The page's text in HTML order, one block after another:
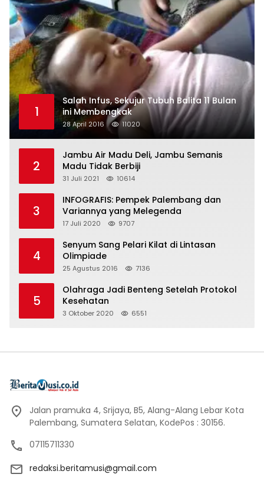
1
Salah Infus, Sekujur Tubuh Balita 11 Bulan
ini Membengkak
28 April 2016 11020
2
Jambu Air Madu Deli, Jambu Semanis
Madu Tidak Berbiji
31 Juli 2021 10614
3
INFOGRAFIS: Pempek Palembang dan
Variannya yang Melegenda
17 Juli 2020 9707
4
Senyum Sang Pelari Kilat di Lintasan
Olimpiade
25 Agustus 2016 7136
5
Olahraga Jadi Benteng Setelah Protokol
Kesehatan
3 Oktober 2020 6551
Jalan pramuka 4, Srijaya, B5, Alang-Alang Lebar Kota
Palembang, Sumatera Selatan, KodePos : 30156.
07115711330
redaksi.beritamusi@gmail.com